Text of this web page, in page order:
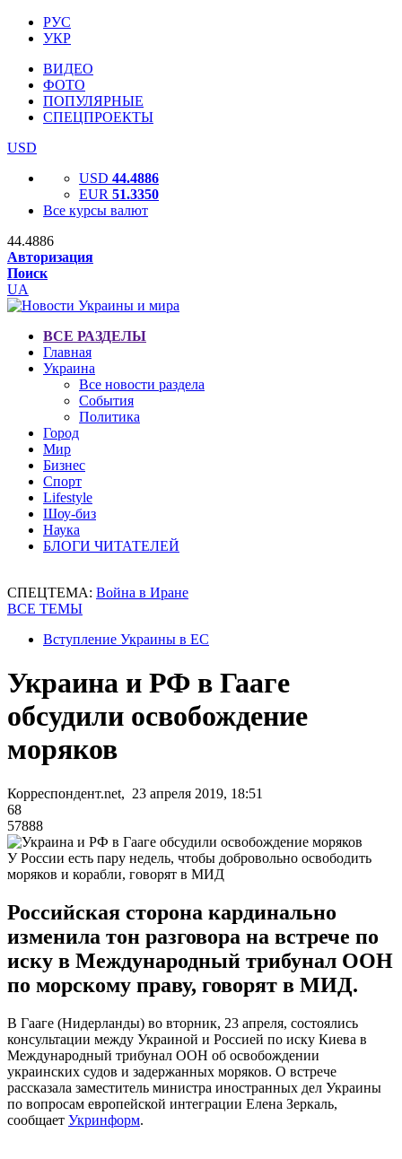
РУС
УКР
ВИДЕО
ФОТО
ПОПУЛЯРНЫЕ
СПЕЦПРОЕКТЫ
USD
USD 44.4886
EUR 51.3350
Все курсы валют
44.4886
Авторизация
Поиск
UA
ВСЕ РАЗДЕЛЫ
Главная
Украина
Все новости раздела
События
Политика
Город
Мир
Бизнес
Спорт
Lifestyle
Шоу-биз
Наука
БЛОГИ ЧИТАТЕЛЕЙ
СПЕЦТЕМА: Война в Иране
ВСЕ ТЕМЫ
Вступление Украины в ЕС
Украина и РФ в Гааге
обсудили освобождение
моряков
Корреспондент.net, 23 апреля 2019, 18:51
68
57888
У России есть пару недель, чтобы добровольно освободить
моряков и корабли, говорят в МИД
Российская сторона кардинально
изменила тон разговора на встрече по
иску в Международный трибунал ООН
по морскому праву, говорят в МИД.
В Гааге (Нидерланды) во вторник, 23 апреля, состоялись
консультации между Украиной и Россией по иску Киева в
Международный трибунал ООН об освобождении
украинских судов и задержанных моряков. О встрече
рассказала заместитель министра иностранных дел Украины
по вопросам европейской интеграции Елена Зеркаль,
сообщает Укринформ.